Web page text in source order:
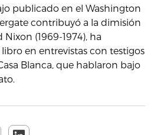
publicado en el Washington
contribuyó a la dimisión
(1969-1974), ha
en entrevistas con testigos
Blanca, que hablaron bajo